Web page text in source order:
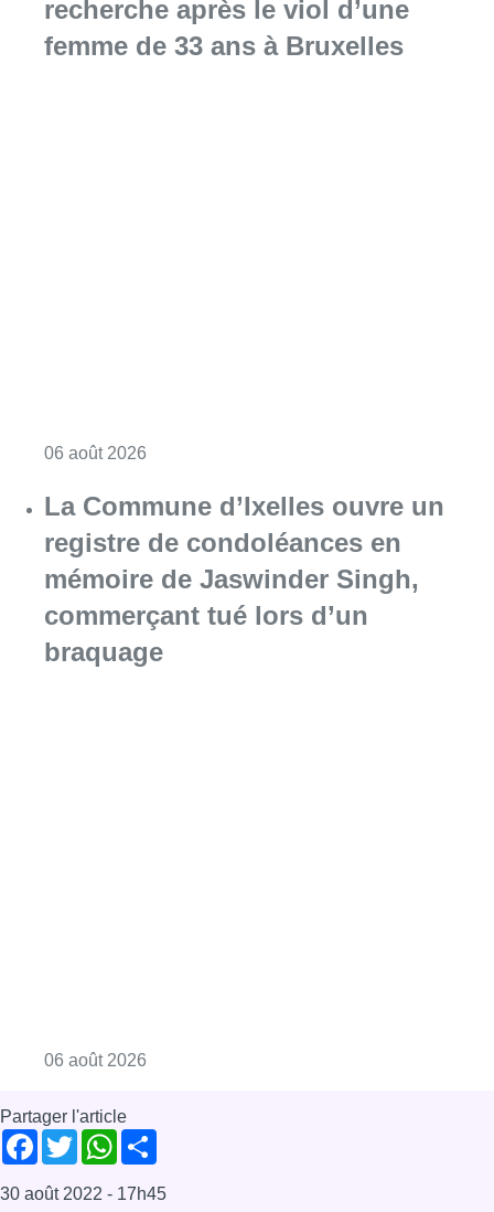
recherche après le viol d’une
femme de 33 ans à Bruxelles
06 août 2026
La Commune d’Ixelles ouvre un
registre de condoléances en
mémoire de Jaswinder Singh,
commerçant tué lors d’un
braquage
06 août 2026
Partager l'article
Facebook
TwitterWhatsApp
30 août 2022 - 17h45